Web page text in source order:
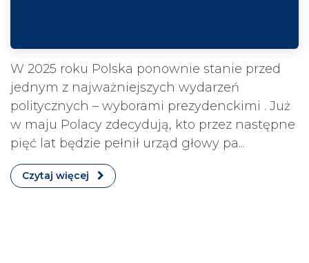
W 2025 roku Polska ponownie stanie przed
jednym z najważniejszych wydarzeń
politycznych – wyborami prezydenckimi . Już
w maju Polacy zdecydują, kto przez następne
pięć lat będzie pełnił urząd głowy pa...
Czytaj więcej